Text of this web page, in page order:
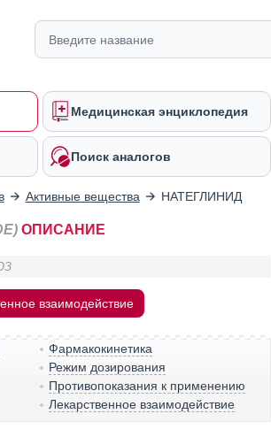
Медицинская энциклопедия
Поиск аналогов
Активные вещества НАТЕГЛИНИД
ОПИСАНИЕ
взаимодействие
Фармакокинетика
Режим дозирования
Противопоказания к применению
Лекарственное взаимодействие